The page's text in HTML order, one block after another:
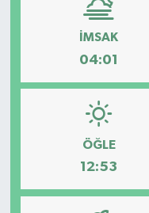
İMSAK
04:01
ÖĞLE
12:53